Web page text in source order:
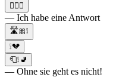
💁‍♂️❕
— Ich habe eine Antwort
🛣🎀❕
❕💔
🧻❕🚽
— Ohne sie geht es nicht!